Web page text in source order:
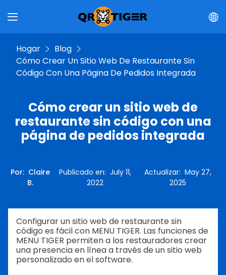
Hogar
Blog
Cómo Crear Un Sitio Web De Restaurante Sin
Código Con Una Página De Pedidos Integrada
Cómo crear un sitio web de
restaurante sin código con una
página de pedidos integrada
Por: Claire
B.
Publicado en: July 11,
2022
Actualizar: May 27,
2025
Configurar un sitio web de restaurante sin
código es fácil con MENU TIGER. Las funciones de
MENU TIGER permiten a los restauradores crear
una presencia en línea a través de un sitio web
personalizado en el software.